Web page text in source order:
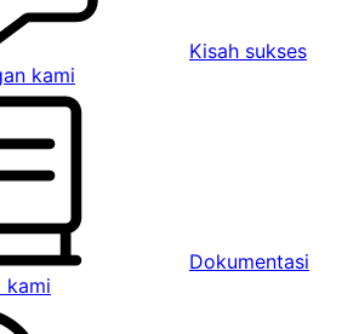
Kisah sukses
kami
Dokumentasi
kami